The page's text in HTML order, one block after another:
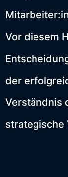
Vor diesem
der
Verständnis
strategische